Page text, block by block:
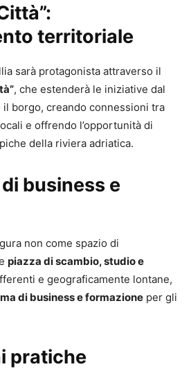
territoriale
sarà protagonista attraverso il
, che estenderà le iniziative dal
il borgo, creando connessioni tra
e offrendo l’opportunità di
della riviera adriatica.
business e
non come spazio di
piazza di scambio, studio e
e geograficamente lontane,
di business e formazione per gli
pratiche